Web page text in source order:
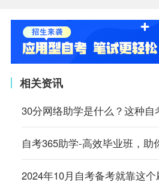
相关资讯
30分网络助学是什么？这种自
自考365助学-高效毕业班，助
2024年10月自考备考就靠这